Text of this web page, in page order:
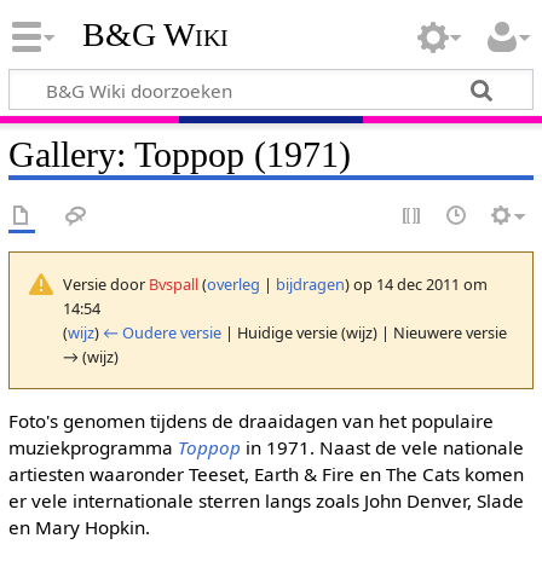
B&G Wiki
Gallery: Toppop (1971)
Versie door Bvspall(overleg | bijdragen)op 14 dec 2011 om
14:54
(wijz) ← Oudere versie| Huidige versie (wijz) | Nieuwere versie
→ (wijz)
Foto's genomen tijdens de draaidagen van het populaire
muziekprogramma Toppop in 1971. Naast de vele nationale
artiesten waaronder Teeset, Earth & Fire en The Cats komen
er vele internationale sterren langs zoals John Denver, Slade
en Mary Hopkin.